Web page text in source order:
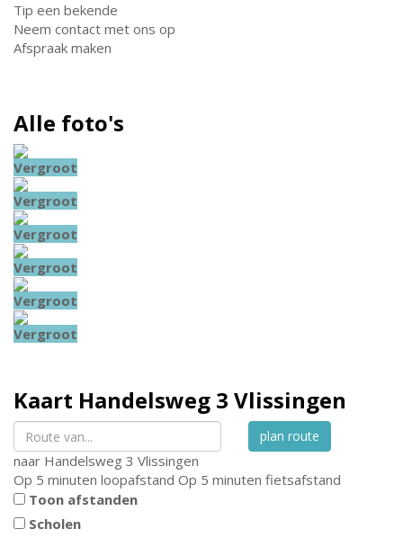
Tip een bekende
Neem contact met ons op
Afspraak maken
Alle foto's
Vergroot
Vergroot
Vergroot
Vergroot
Vergroot
Vergroot
Kaart Handelsweg 3 Vlissingen
plan route
naar Handelsweg 3 Vlissingen
Op 5 minuten loopafstand Op 5 minuten fietsafstand
Toon afstanden
Scholen